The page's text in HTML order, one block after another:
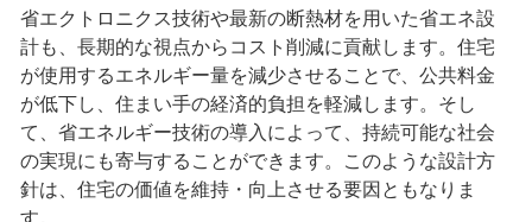
省エクトロニクス技術や最新の断熱材を用いた省エネ設
計も、長期的な視点からコスト削減に貢献します。住宅
が使用するエネルギー量を減少させることで、公共料金
が低下し、住まい手の経済的負担を軽減します。そし
て、省エネルギー技術の導入によって、持続可能な社会
の実現にも寄与することができます。このような設計方
針は、住宅の価値を維持・向上させる要因ともなりま